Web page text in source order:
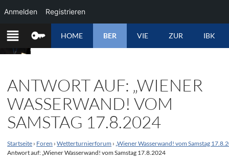
ZUM
INHALT
SPRINGEN
HOME BER VIE ZUR IBK
ANTWORT AUF: „WIENER
WASSERWAND! VOM
SAMSTAG 17.8.2024
Startseite › Foren › Wetterturnierforum › „Wiener Wasserwand! vom Samstag
Antwort auf: „Wiener Wasserwand! vom Samstag 17.8.2024
Anmelden Registrieren